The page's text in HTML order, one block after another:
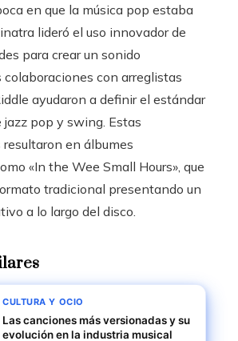
en que la música pop estaba
lideró el uso innovador de
para crear un sonido
colaboraciones con arreglistas
ayudaron a definir el estándar
jazz pop y swing. Estas
en álbumes
«In the Wee Small Hours», que
tradicional presentando un
a lo largo del disco.
CULTURA Y OCIO
Las canciones más versionadas y su
evolución en la industria musical